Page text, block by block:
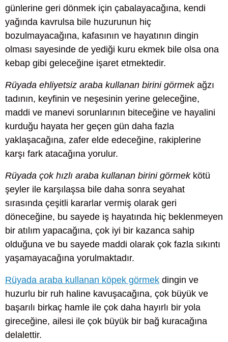
günlerine geri dönmek için çabalayacağına, kendi
yağında kavrulsa bile huzurunun hiç
bozulmayacağına, kafasının ve hayatının dingin
olması sayesinde de yediği kuru ekmek bile olsa ona
kebap gibi geleceğine işaret etmektedir.
Rüyada ehliyetsiz araba kullanan birini görmekağzı
tadının, keyfinin ve neşesinin yerine geleceğine,
maddi ve manevi sorunlarının biteceğine ve hayalini
kurduğu hayata her geçen gün daha fazla
yaklaşacağına, zafer elde edeceğine, rakiplerine
karşı fark atacağına yorulur.
Rüyada çok hızlı araba kullanan birini görmekkötü
şeyler ile karşılaşsa bile daha sonra seyahat
sırasında çeşitli kararlar vermiş olarak geri
döneceğine, bu sayede iş hayatında hiç beklenmeyen
bir atılım yapacağına, çok iyi bir kazanca sahip
olduğuna ve bu sayede maddi olarak çok fazla sıkıntı
yaşamayacağına yorulmaktadır.
Rüyada araba kullanan köpek görmek dingin ve
huzurlu bir ruh haline kavuşacağına, çok büyük ve
başarılı birkaç hamle ile çok daha hayırlı bir yola
gireceğine, ailesi ile çok büyük bir bağ kuracağına
delalettir.